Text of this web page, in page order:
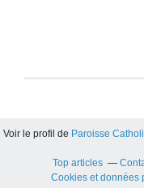
Voir le profil de Paroisse
Top articles
Cookies et données